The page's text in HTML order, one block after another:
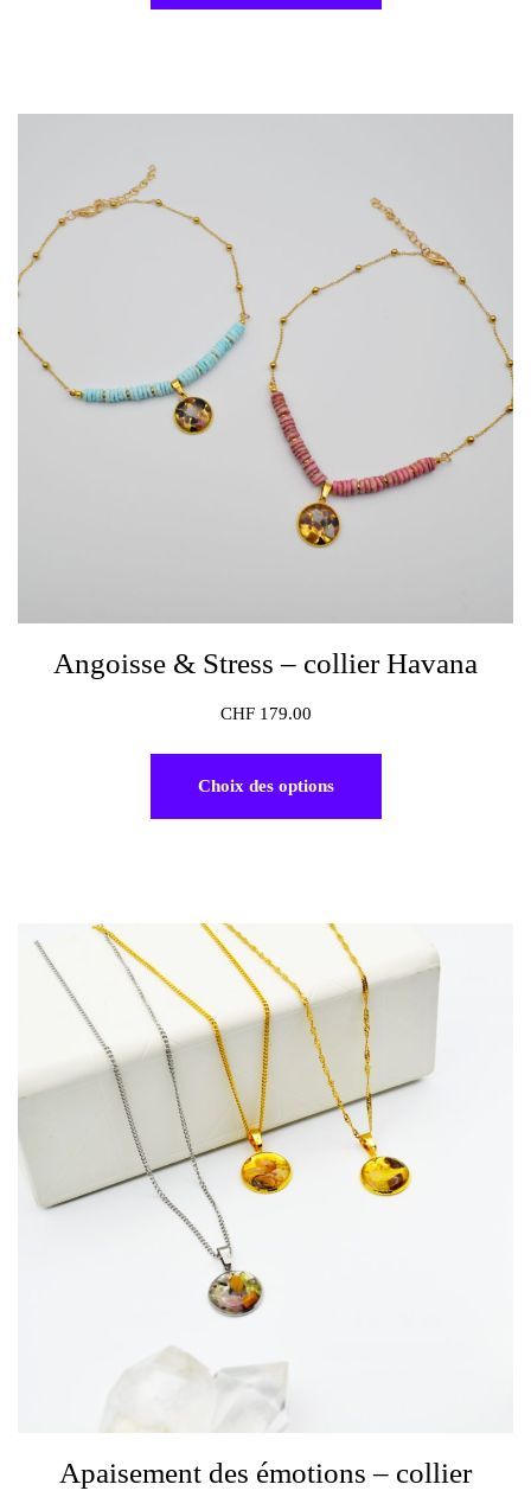
Angoisse & Stress – collier Havana
CHF179.00
Choix des options
Apaisement des émotions – collier